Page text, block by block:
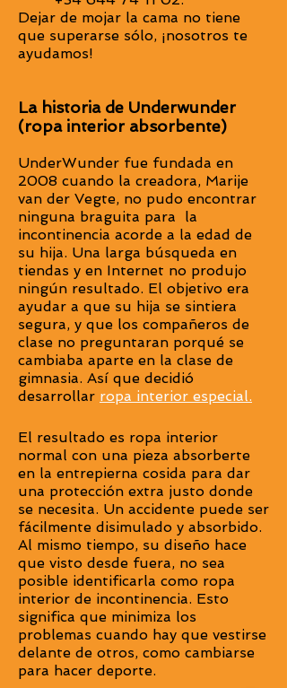
Dejar de mojar la cama no tiene
que superarse sólo, ¡nosotros te
ayudamos!
La historia de Underwunder
(ropa interior absorbente)
UnderWunder fue fundada en
2008 cuando la creadora, Marije
van der Vegte, no pudo encontrar
ninguna braguita para la
incontinencia acorde a la edad de
su hija. Una larga búsqueda en
tiendas y en Internet no produjo
ningún resultado. El objetivo era
ayudar a que su hija se sintiera
segura, y que los compañeros de
clase no preguntaran porqué se
cambiaba aparte en la clase de
gimnasia. Así que decidió
desarrollar ropa interior especial.
El resultado es ropa interior
normal con una pieza absorberte
en la entrepierna cosida para dar
una protección extra justo donde
se necesita. Un accidente puede ser
fácilmente disimulado y absorbido.
Al mismo tiempo, su diseño hace
que visto desde fuera, no sea
posible identificarla como ropa
interior de incontinencia. Esto
significa que minimiza los
problemas cuando hay que vestirse
delante de otros, como cambiarse
para hacer deporte.